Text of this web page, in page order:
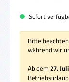
Sofort
Bitte
während wir
Ab dem 27.